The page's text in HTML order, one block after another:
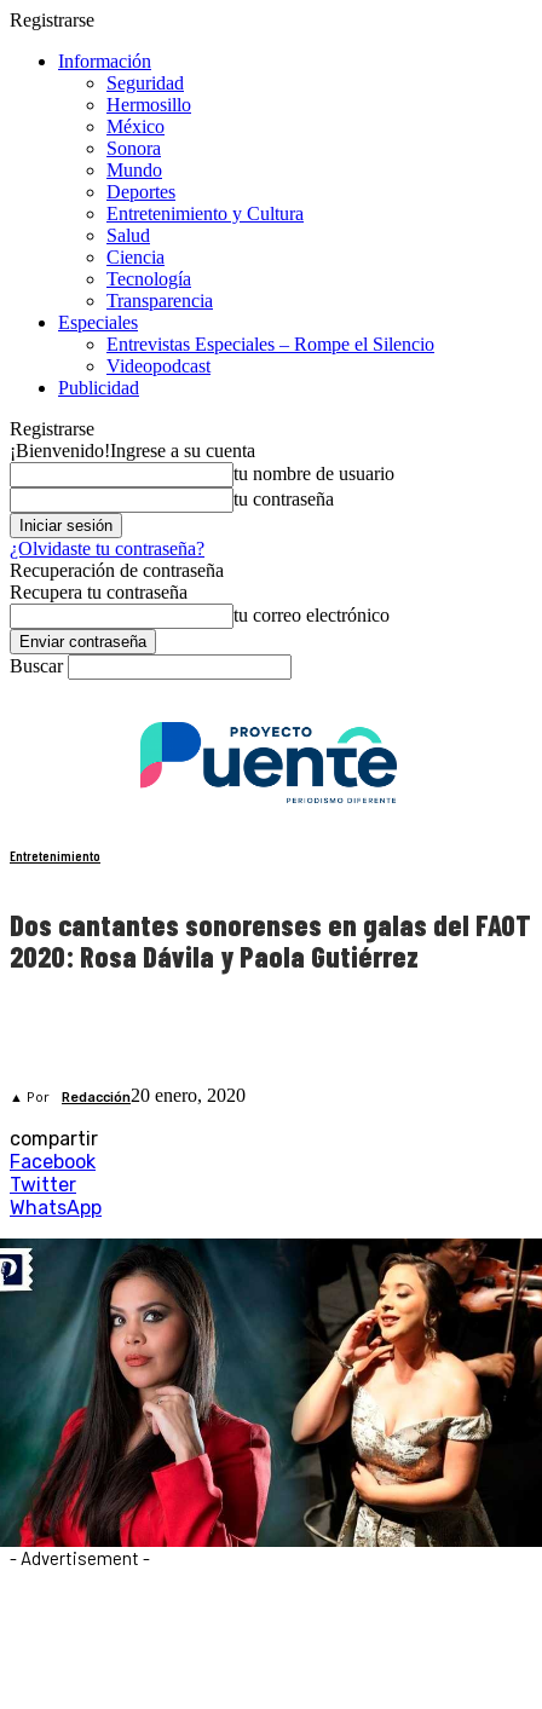
Registrarse
Información
Seguridad
Hermosillo
México
Sonora
Mundo
Deportes
Entretenimiento y Cultura
Salud
Ciencia
Tecnología
Transparencia
Especiales
Entrevistas Especiales – Rompe el Silencio
Videopodcast
Publicidad
Registrarse
¡Bienvenido!Ingrese a su cuenta
tu nombre de usuario
tu contraseña
¿Olvidaste tu contraseña?
Recuperación de contraseña
Recupera tu contraseña
tu correo electrónico
Buscar
Entretenimiento
Dos cantantes sonorenses en galas del FAOT
2020: Rosa Dávila y Paola Gutiérrez
▲ Por Redacción20 enero, 2020
compartir
Facebook
Twitter
WhatsApp
- Advertisement -